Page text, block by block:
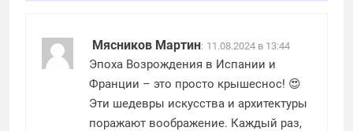
Мясников Мартин: 11.08.2024 в 13:44
Эпоха Возрождения в Испании и
Франции – это просто крышеснос! 😍
Эти шедевры искусства и архитектуры
поражают воображение. Каждый раз,